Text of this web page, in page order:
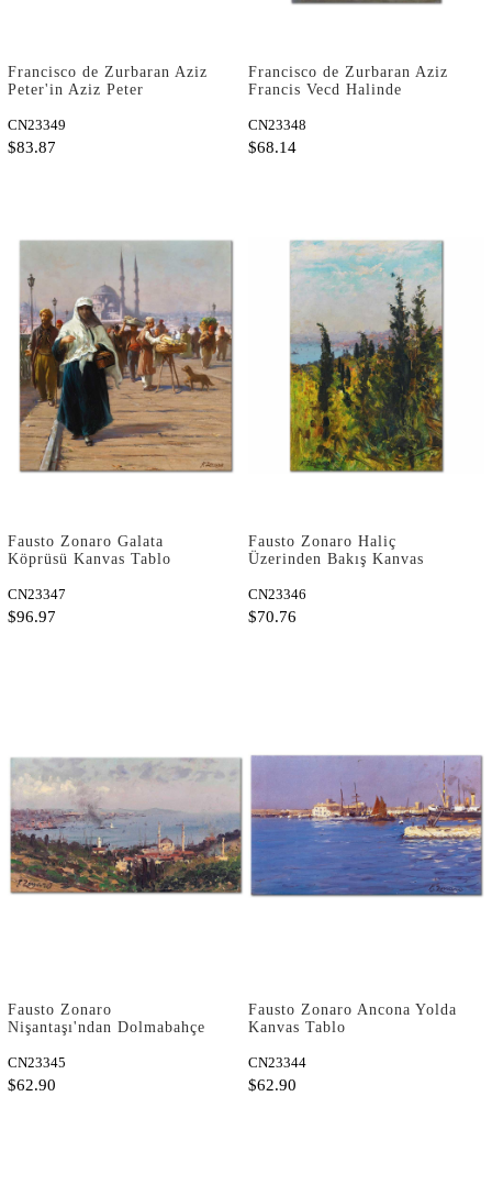
Francisco de Zurbaran Aziz
Peter'in Aziz Peter
Kanvas Tablo
CN23349
$83.87
Francisco de Zurbaran Aziz
Francis Vecd Halinde
CN23348
$68.14
Fausto Zonaro Galata
Köprüsü Kanvas Tablo
CN23347
$96.97
Fausto Zonaro Haliç
Üzerinden Bakış Kanvas
CN23346
$70.76
Fausto Zonaro
Nişantaşı'ndan Dolmabahçe
CN23345
$62.90
Fausto Zonaro Ancona Yolda
Kanvas Tablo
CN23344
$62.90